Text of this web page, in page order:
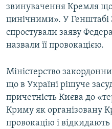
звинувачення Кремля
цинічними». У Генштабі
спростували заяву
назвали її провокацією.
Міністерство
що в Україні рішуче
причетність Києва до
Криму як організовану
провокацію і